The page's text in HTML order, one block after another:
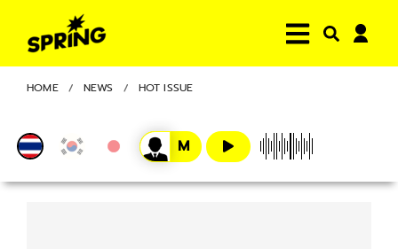
HOME NEWS HOT ISSUE